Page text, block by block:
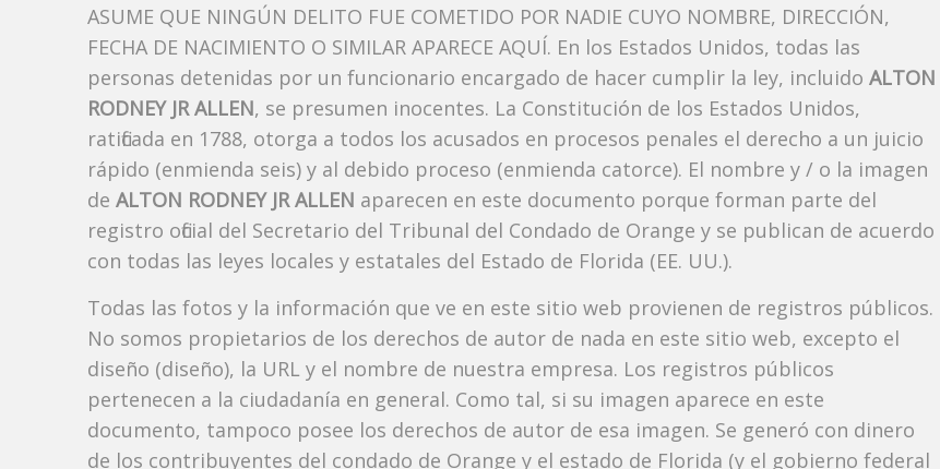
ASUME QUE NINGÚN DELITO FUE COMETIDO POR NADIE CUYO NOMBRE, DIRECCIÓN,
FECHA DE NACIMIENTO O SIMILAR APARECE AQUÍ. En los Estados Unidos, todas las
personas detenidas por un funcionario encargado de hacer cumplir la ley, incluido ALTON
RODNEY JR ALLEN, se presumen inocentes. La Constitución de los Estados Unidos,
ratificada en 1788, otorga a todos los acusados ​​en procesos penales el derecho a un juicio
rápido (enmienda seis) y al debido proceso (enmienda catorce). El nombre y / o la imagen
de ALTON RODNEY JR ALLEN aparecen en este documento porque forman parte del
registro oficial del Secretario del Tribunal del Condado de Orange y se publican de acuerdo
con todas las leyes locales y estatales del Estado de Florida (EE. UU.).
Todas las fotos y la información que ve en este sitio web provienen de registros públicos.
No somos propietarios de los derechos de autor de nada en este sitio web, excepto el
diseño (diseño), la URL y el nombre de nuestra empresa. Los registros públicos
pertenecen a la ciudadanía en general. Como tal, si su imagen aparece en este
documento, tampoco posee los derechos de autor de esa imagen. Se generó con dinero
de los contribuyentes del condado de Orange y el estado de Florida (y el gobierno federal